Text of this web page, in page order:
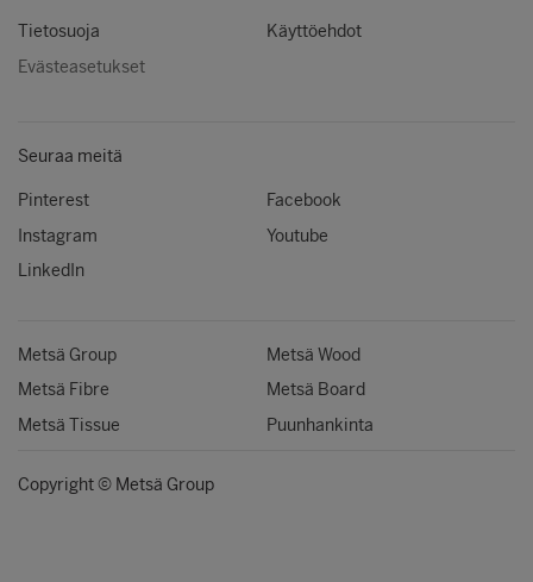
Tietosuoja
Käyttöehdot
Evästeasetukset
Seuraa meitä
Pinterest
Facebook
Instagram
Youtube
LinkedIn
Metsä Group
Metsä Wood
Metsä Fibre
Metsä Board
Metsä Tissue
Puunhankinta
Copyright © Metsä Group